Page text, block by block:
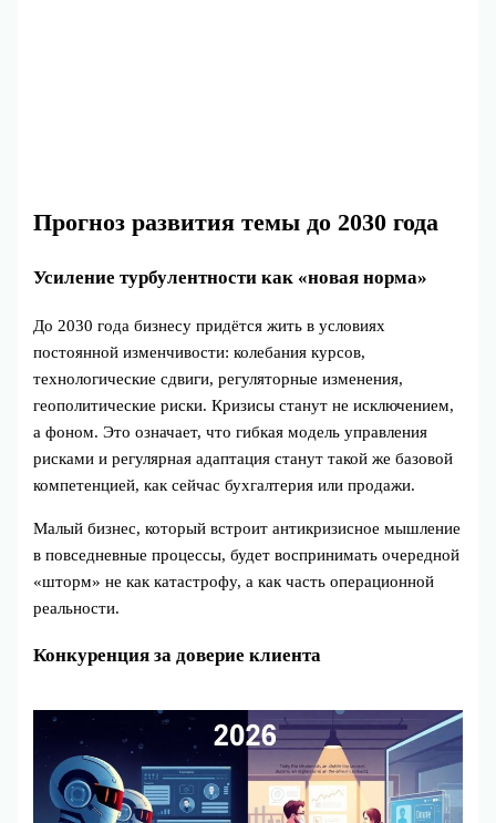
Прогноз развития темы до 2030 года
Усиление турбулентности как «новая норма»
До 2030 года бизнесу придётся жить в условиях
постоянной изменчивости: колебания курсов,
технологические сдвиги, регуляторные изменения,
геополитические риски. Кризисы станут не исключением,
а фоном. Это означает, что гибкая модель управления
рисками и регулярная адаптация станут такой же базовой
компетенцией, как сейчас бухгалтерия или продажи.
Малый бизнес, который встроит антикризисное мышление
в повседневные процессы, будет воспринимать очередной
«шторм» не как катастрофу, а как часть операционной
реальности.
Конкуренция за доверие клиента